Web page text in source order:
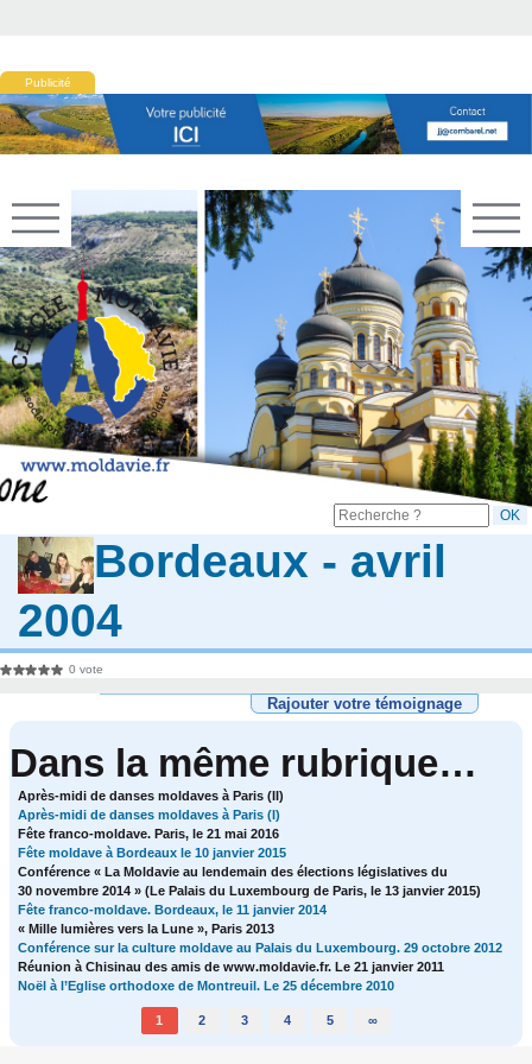
Publicité
Bordeaux - avril
2004
0 vote
Rajouter votre témoignage
Dans la même rubrique…
Après-midi de danses moldaves à Paris (II)
Après-midi de danses moldaves à Paris (I)
Fête franco-moldave. Paris, le 21 mai 2016
Fête moldave à Bordeaux le 10 janvier 2015
Conférence « La Moldavie au lendemain des élections législatives du
30 novembre 2014 » (Le Palais du Luxembourg de Paris, le 13 janvier 2015)
Fête franco-moldave. Bordeaux, le 11 janvier 2014
« Mille lumières vers la Lune », Paris 2013
Conférence sur la culture moldave au Palais du Luxembourg. 29 octobre 2012
Réunion à Chisinau des amis de www.moldavie.fr. Le 21 janvier 2011
Noël à l’Eglise orthodoxe de Montreuil. Le 25 décembre 2010
1 2 3 4 5 ∞